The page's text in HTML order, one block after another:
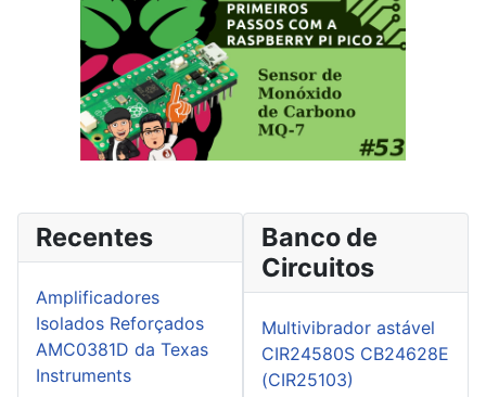
Recentes
Amplificadores
Isolados Reforçados
AMC0381D da Texas
Instruments
Banco de
Circuitos
Multivibrador astável
CIR24580S CB24628E
(CIR25103)